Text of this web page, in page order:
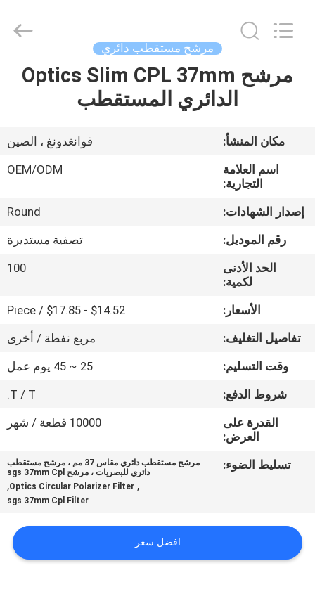
الصفحة
منتجات
معلومات
عنا
جولة
المعمل
مراقبة
الجودة
اتصل
خريطة
Technology
مرشح مستقطب دائري
مرشح Optics Slim CPL 37mm
الدائري المستقطب
مكان المنشأ:
قوانغدونغ ، الصين
اسم العلامة
التجارية:
OEM/ODM
إصدار الشهادات:
Round
رقم الموديل:
تصفية مستديرة
الحد الأدنى
لكمية:
100
الأسعار:
$14.52 - $17.85 / Piece
تفاصيل التغليف:
مربع نفطة / أخرى
وقت التسليم:
25 ~ 45 يوم عمل
شروط الدفع:
T / T.
القدرة على
العرض:
10000 قطعة / شهر
تسليط الضوء:
مرشح مستقطب دائري مقاس 37 مم ، مرشح مستقطب
دائري للبصريات ، مرشح sgs 37mm Cpl
,
Optics Circular Polarizer Filter
,
sgs 37mm Cpl Filter
افضل سعر